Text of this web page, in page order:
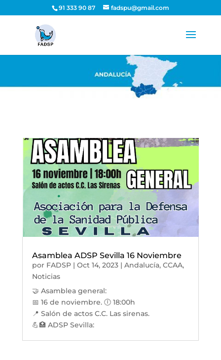
91 333 90 87 fadspu@gmail.com
Asamblea ADSP Sevilla 16 Noviembre
por FADSP| Oct 14, 2023| Andalucía, CCAA,
Noticias
🤝 Asamblea general:
📅 16 de noviembre. 🕕 18:00h
📍 Salón de actos C.C. Las sirenas.
💪🏥 ADSP Sevilla: